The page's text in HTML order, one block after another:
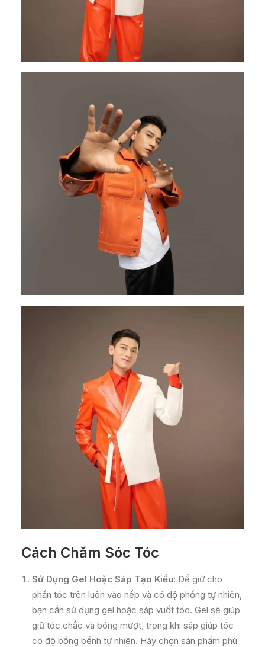
Cách Chăm Sóc Tóc
Sử Dụng Gel Hoặc Sáp Tạo Kiểu: Để giữ cho
phần tóc trên luôn vào nếp và có độ phồng tự nhiên,
bạn cần sử dụng gel hoặc sáp vuốt tóc. Gel sẽ giúp
giữ tóc chắc và bóng mượt, trong khi sáp giúp tóc
có độ bồng bềnh tự nhiên. Hãy chọn sản phẩm phù